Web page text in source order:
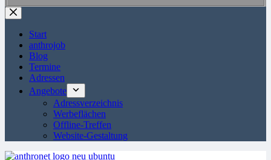
Start
anthrojob
Blog
Termine
Adressen
Angebote
Adressverzeichnis
Werbeflächen
Offline-Treffen
Website-Gestaltung